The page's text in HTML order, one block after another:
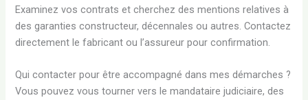
Examinez vos contrats et cherchez des mentions relatives à
des garanties constructeur, décennales ou autres. Contactez
directement le fabricant ou l’assureur pour confirmation.
Qui contacter pour être accompagné dans mes démarches ?
Vous pouvez vous tourner vers le mandataire judiciaire, des